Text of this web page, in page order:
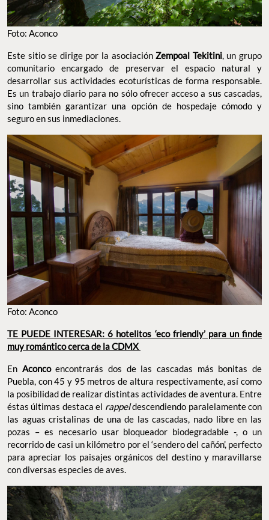
Foto: Aconco
Este sitio se dirige por la asociaciónZempoal Tekitini, un grupo
comunitario encargado de preservar el espacio natural y
desarrollar sus actividades ecoturísticas de forma responsable.
Es un trabajo diario para no sólo ofrecer acceso a sus cascadas,
sino también garantizar una opción de hospedaje cómodo y
seguro en sus inmediaciones.
Foto: Aconco
TE PUEDE INTERESAR: 6 hotelitos ‘eco friendly’ para un finde
muy romántico cerca de la CDMX
En Aconcoencontrarás dos de las cascadas más bonitas de
Puebla, con 45 y 95 metros de altura respectivamente, así como
la posibilidad de realizar distintas actividades de aventura. Entre
éstas últimas destaca el rappeldescendiendo paralelamente con
las aguas cristalinas de una de las cascadas, nado libre en las
pozas – es necesario usar bloqueador biodegradable -, o un
recorrido de casi un kilómetro por el ‘sendero del cañón’, perfecto
para apreciar los paisajes orgánicos del destino y maravillarse
con diversas especies de aves.